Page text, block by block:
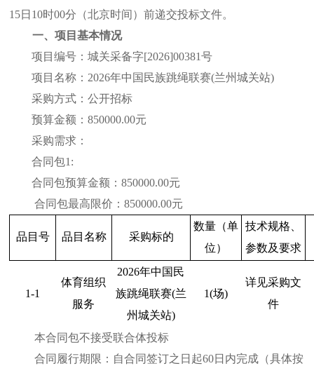
15日 10时00分（北京时间）前递交投标文件。
一、项目基本情况
项目编号：城关采备字[2026]00381号
项目名称： 2026年中国民族跳绳联赛(兰州城关站)
采购方式：公开招标
预算金额：850000.00元
采购需求：
合同包1:
合同包预算金额：850000.00元
合同包最高限价：850000.00元
品目号 品目名称 采购标的
数量（单
位）
技术规格、
参数及要求
1-1
体育组织
服务
2026年中国民
族跳绳联赛(兰
州城关站)
1(场)
详见采购文
件
本合同包不接受联合体投标
合同履行期限： 自合同签订之日起60日内完成（具体按